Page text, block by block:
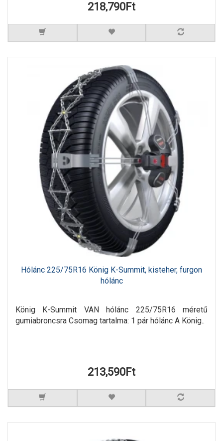
218,790Ft
Hólánc 225/75R16 König K-Summit, kisteher, furgon
hólánc
König K-Summit VAN hólánc 225/75R16 méretű
gumiabroncsra Csomag tartalma: 1 pár hólánc A König..
213,590Ft